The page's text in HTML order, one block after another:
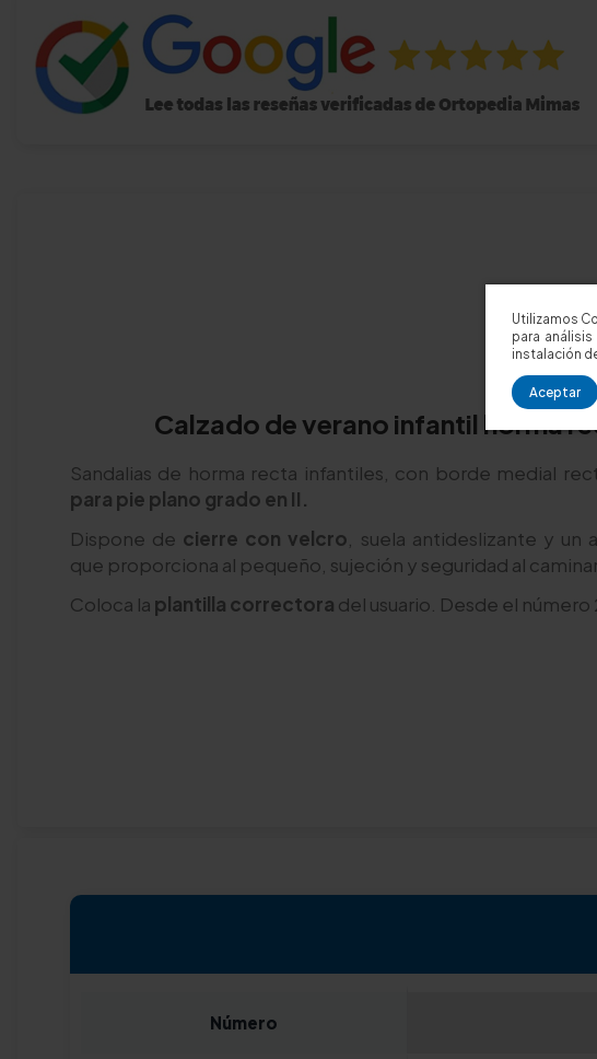
Utilizamos
para
instalación
Aceptar
Calzado de verano infantil horma
Sandalias de horma recta infantiles, con borde medial
para pie plano grado en II.
Dispone de cierre con velcro , suela antideslizante y un
que proporciona al pequeño, sujeción y seguridad al
Coloca la plantilla correctora del usuario. Desde el número
Número